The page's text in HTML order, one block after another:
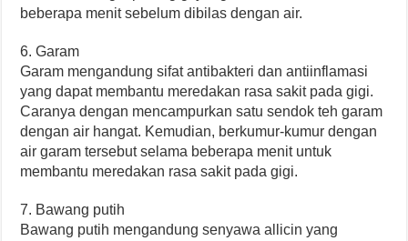
beberapa menit sebelum dibilas dengan air.
6. Garam
Garam mengandung sifat antibakteri dan antiinflamasi
yang dapat membantu meredakan rasa sakit pada gigi.
Caranya dengan mencampurkan satu sendok teh garam
dengan air hangat. Kemudian, berkumur-kumur dengan
air garam tersebut selama beberapa menit untuk
membantu meredakan rasa sakit pada gigi.
7. Bawang putih
Bawang putih mengandung senyawa allicin yang